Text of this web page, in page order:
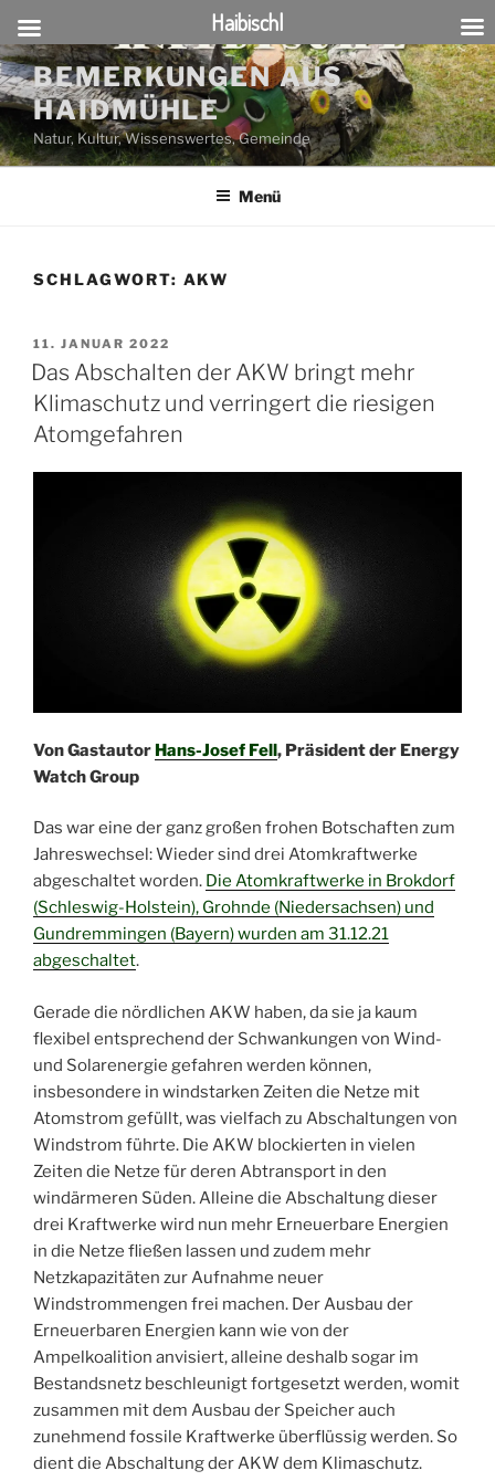
Zum
Inhalt
springen
BEMERKUNGEN AUS
HAIDMÜHLE
Natur, Kultur, Wissenswertes, Gemeinde
Menü
SCHLAGWORT: AKW
VERÖFFENTLICHT
AM
11. JANUAR 2022
Das Abschalten der AKW bringt mehr
Klimaschutz und verringert die riesigen
Atomgefahren
Von Gastautor Hans-Josef Fell, Präsident der Energy
Watch Group
Das war eine der ganz großen frohen Botschaften zum
Jahreswechsel: Wieder sind drei Atomkraftwerke
abgeschaltet worden. Die Atomkraftwerke in Brokdorf
(Schleswig-Holstein), Grohnde (Niedersachsen) und
Gundremmingen (Bayern) wurden am 31.12.21
abgeschaltet.
Gerade die nördlichen AKW haben, da sie ja kaum
flexibel entsprechend der Schwankungen von Wind-
und Solarenergie gefahren werden können,
insbesondere in windstarken Zeiten die Netze mit
Atomstrom gefüllt, was vielfach zu Abschaltungen von
Windstrom führte. Die AKW blockierten in vielen
Zeiten die Netze für deren Abtransport in den
windärmeren Süden. Alleine die Abschaltung dieser
drei Kraftwerke wird nun mehr Erneuerbare Energien
in die Netze fließen lassen und zudem mehr
Netzkapazitäten zur Aufnahme neuer
Windstrommengen frei machen. Der Ausbau der
Erneuerbaren Energien kann wie von der
Ampelkoalition anvisiert, alleine deshalb sogar im
Bestandsnetz beschleunigt fortgesetzt werden, womit
zusammen mit dem Ausbau der Speicher auch
zunehmend fossile Kraftwerke überflüssig werden. So
dient die Abschaltung der AKW dem Klimaschutz.
Haibischl